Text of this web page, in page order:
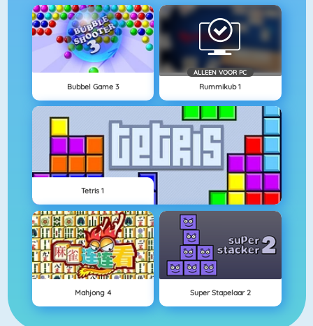
Bubbel Game 3
ALLEEN VOOR PC
Rummikub 1
Tetris 1
Mahjong 4 Super Stapelaar 2